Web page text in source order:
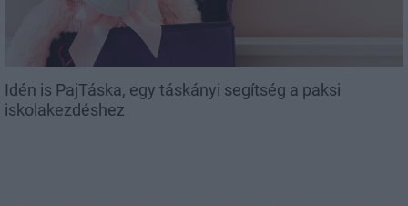
Idén is PajTáska, egy táskányi segítség a paksi
iskolakezdéshez